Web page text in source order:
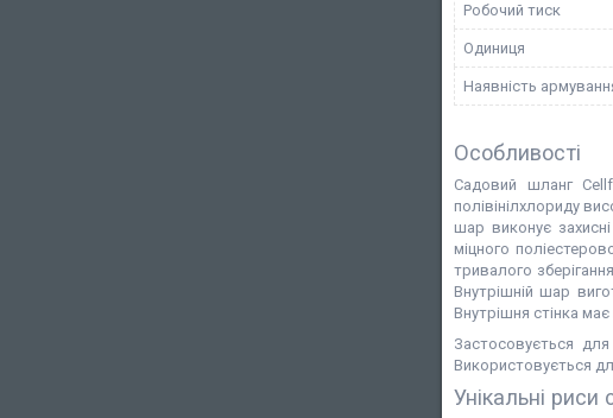
Робочий тиск
Одиниця
Наявність
Особливості
Садовий шланг
полівінілхлориду
шар виконує
міцного
тривалого
Внутрішній шар
Внутрішня стінка
Застосовується для
Використовується
Унікальні риси